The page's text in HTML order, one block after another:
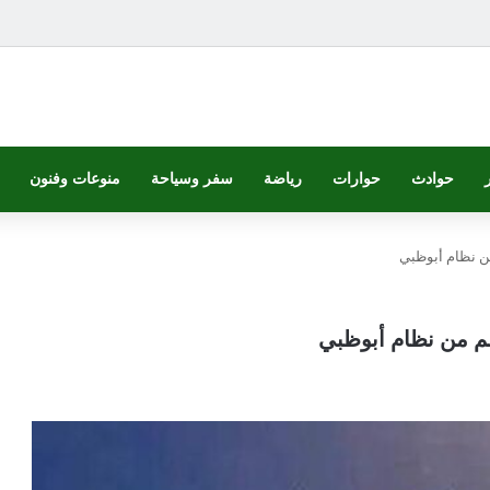
حوادث حوارات رياضة سفر وسياحة منوعات وفنون
نظام أبوظبي
من نظام أبوظبي